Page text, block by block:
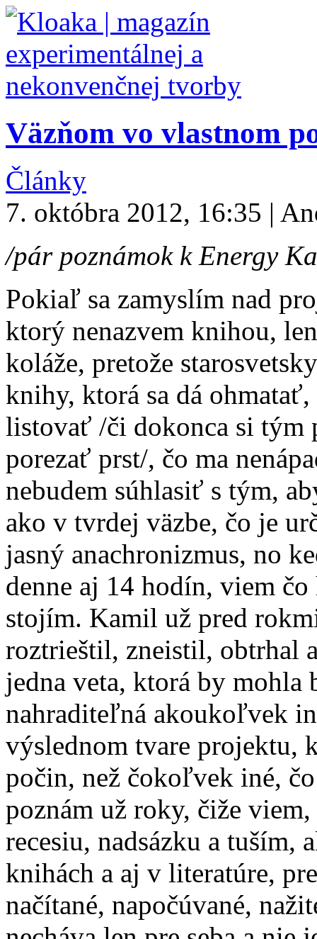
Väzňom vo vlastnom
Články
7. októbra 2012, 16:35 |
/pár poznámok k Energy
Pokiaľ sa zamyslím nad
ktorý nenazvem knihou,
koláže, pretože
knihy, ktorá sa dá
listovať /či dokonca si tým
porezať prst/, čo ma
nebudem súhlasiť s tým,
ako v tvrdej väzbe, čo je
jasný anachronizmus, no
denne aj 14 hodín, viem
stojím. Kamil už pred
roztrieštil, zneistil, obtrhal
jedna veta, ktorá by
nahraditeľná akoukoľvek
výslednom tvare projektu,
počin, než čokoľvek iné,
poznám už roky, čiže
recesiu, nadsázku a tuším,
knihách a aj v literatúre,
načítané, napočúvané,